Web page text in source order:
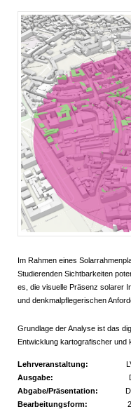
Im Rahmen eines
Studierenden Sichtbarkeiten
es, die visuelle Präsenz solarer
und denkmalpflegerischen
Grundlage der Analyse ist das
Entwicklung kartografischer und
Lehrveranstaltung:
Ausgabe: Di
Abgabe/Präsentation: Di
Bearbeitungsform: 2er